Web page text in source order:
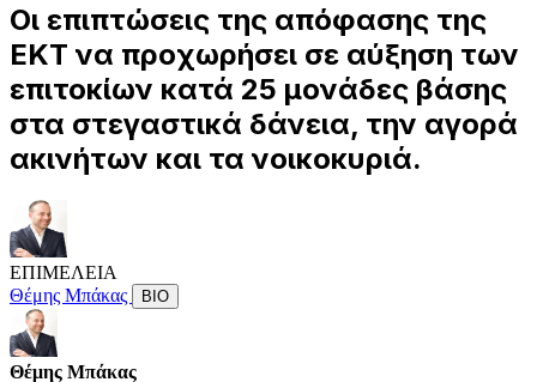
Οι επιπτώσεις της απόφασης της
ΕΚΤ να προχωρήσει σε αύξηση των
επιτοκίων κατά 25 μονάδες βάσης
στα στεγαστικά δάνεια, την αγορά
ακινήτων και τα νοικοκυριά.
ΕΠΙΜΕΛΕΙΑ
Θέμης Μπάκας
ΒΙΟ
Θέμης Μπάκας